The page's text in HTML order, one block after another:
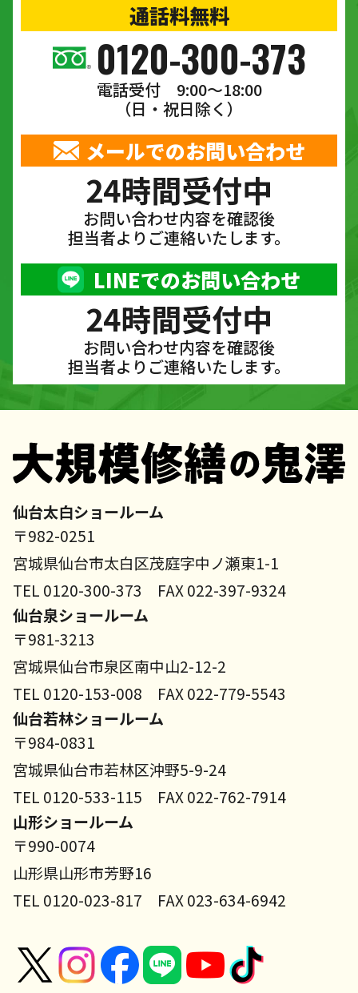
通話料無料
0120-300-373
電話受付 9:00〜18:00
（日・祝日除く）
メールでのお問い合わせ
24時間受付中
お問い合わせ内容を確認後
担当者よりご連絡いたします。
LINEでのお問い合わせ
24時間受付中
お問い合わせ内容を確認後
担当者よりご連絡いたします。
仙台太白ショールーム
〒982-0251
宮城県仙台市太白区茂庭字中ノ瀬東1-1
TEL 0120-300-373 FAX 022-397-9324
仙台泉ショールーム
〒981-3213
宮城県仙台市泉区南中山2-12-2
TEL 0120-153-008 FAX 022-779-5543
仙台若林ショールーム
〒984-0831
宮城県仙台市若林区沖野5-9-24
TEL 0120-533-115 FAX 022-762-7914
山形ショールーム
〒990-0074
山形県山形市芳野16
TEL 0120-023-817 FAX 023-634-6942